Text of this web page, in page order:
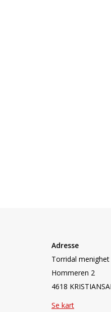
Adresse
Torridal menighet
Hommeren 2
4618
Se kart